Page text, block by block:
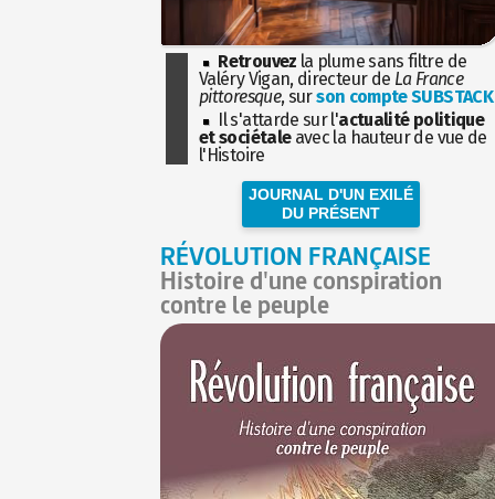
Retrouvez la plume sans filtre de
Valéry Vigan, directeur de La France
pittoresque, surson compte SUBSTACK
Il s'attarde sur l'actualité politique
et sociétaleavec la hauteur de vue de
l'Histoire
JOURNAL D'UN EXILÉ
DU PRÉSENT
RÉVOLUTION FRANÇAISE
Histoire d'une conspiration
contre le peuple